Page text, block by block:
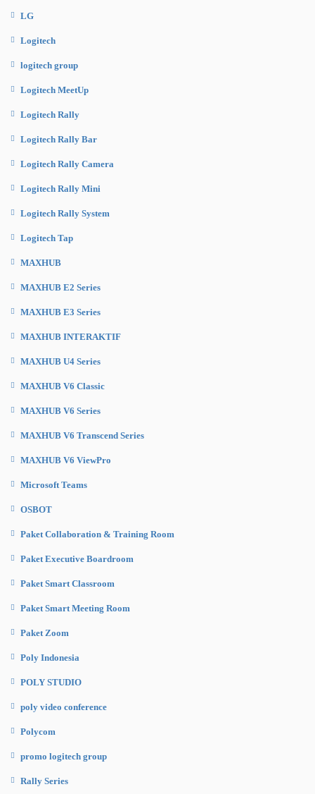
LG
Logitech
logitech group
Logitech MeetUp
Logitech Rally
Logitech Rally Bar
Logitech Rally Camera
Logitech Rally Mini
Logitech Rally System
Logitech Tap
MAXHUB
MAXHUB E2 Series
MAXHUB E3 Series
MAXHUB INTERAKTIF
MAXHUB U4 Series
MAXHUB V6 Classic
MAXHUB V6 Series
MAXHUB V6 Transcend Series
MAXHUB V6 ViewPro
Microsoft Teams
OSBOT
Paket Collaboration & Training Room
Paket Executive Boardroom
Paket Smart Classroom
Paket Smart Meeting Room
Paket Zoom
Poly Indonesia
POLY STUDIO
poly video conference
Polycom
promo logitech group
Rally Series